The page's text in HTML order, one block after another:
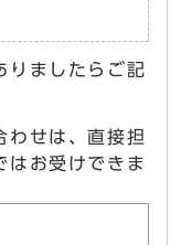
りましたらご記
わせは、直接担
はお受けできま